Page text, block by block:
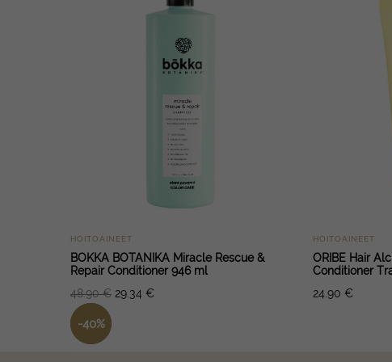
HOITOAINEET
BOKKA BOTANIKA Miracle Rescue &
Repair Conditioner 946 ml
48.90€ 29.34 €
-40%
HOITOAINEET
ORIBE Hair
Conditioner
24.90 €